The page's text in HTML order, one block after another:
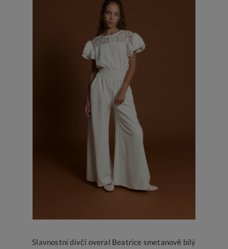
Slavnostní dívčí overal Beatrice smetanově bílý